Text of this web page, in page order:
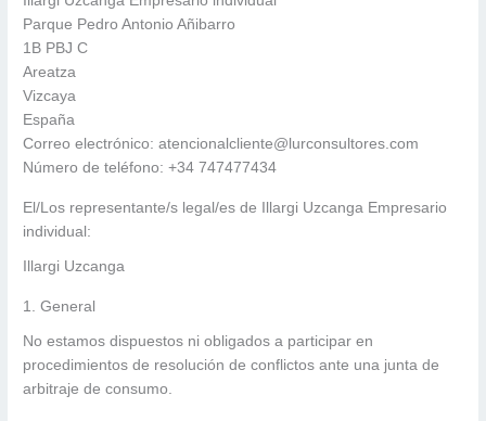
Parque Pedro Antonio Añibarro
1B PBJ C
Areatza
Vizcaya
España
Correo electrónico:atencionalcliente@lurconsultores.com
Número de teléfono: +34 747477434
El/Los representante/s legal/es de Illargi Uzcanga Empresario
individual:
Illargi Uzcanga
1. General
No estamos dispuestos ni obligados a participar en
procedimientos de resolución de conflictos ante una junta de
arbitraje de consumo.